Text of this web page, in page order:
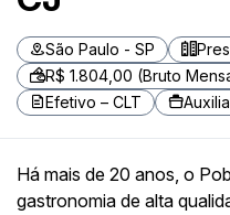
São Paulo - SP
R$ 1.804,00 (Bruto
Efetivo – CLT
Há mais de 20 anos, o
gastronomia de alta